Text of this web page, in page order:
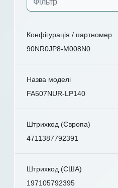
Конфігурація / партномер
90NR0JP8-M008N0
Назва моделі
FA507NUR-LP140
Штрихкод (Європа)
4711387792391
Штрихкод (США)
197105792395